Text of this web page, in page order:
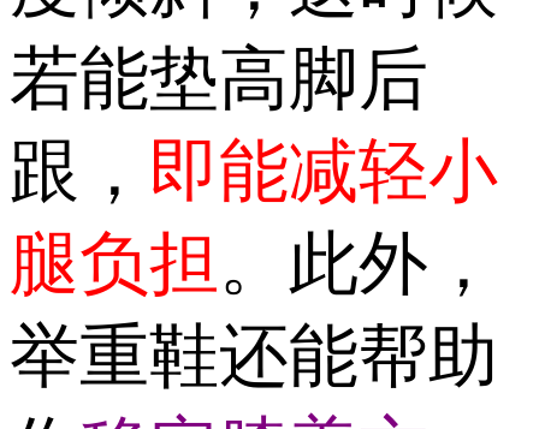
若能垫高脚后
跟， 即能减轻小
腿负担 。此外，
举重鞋还能帮助